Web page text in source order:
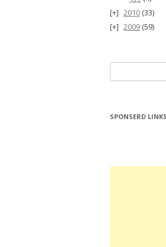
2010 (33)
2009 (59)
索:
SPONSERD LINKS